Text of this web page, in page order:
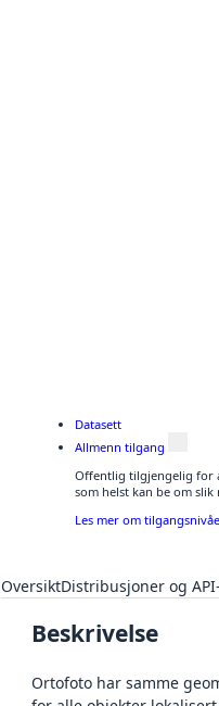
Datasett
Allmenn tilgang
Offentlig tilgjengelig for
som helst kan be om
Les mer om
OversiktDistribusjoner og
Beskrivelse
Ortofoto har samme